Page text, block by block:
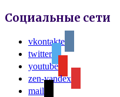
Социальные сети
vkontakte
twitter
youtube
zen-yandex
mail